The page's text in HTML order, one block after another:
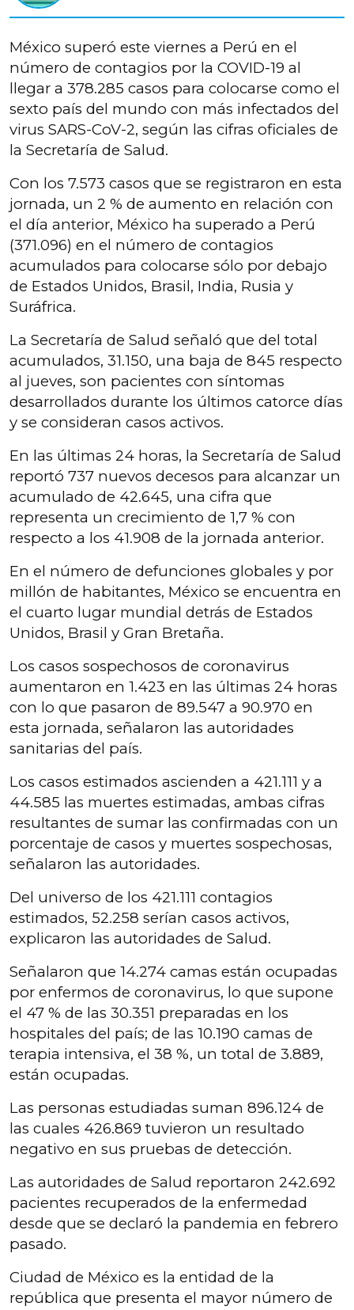
México superó este viernes a Perú en el
número de contagios por la COVID-19 al
llegar a 378.285 casos para colocarse como el
sexto país del mundo con más infectados del
virus SARS-CoV-2, según las cifras oficiales de
la Secretaría de Salud.
Con los 7.573 casos que se registraron en esta
jornada, un 2 % de aumento en relación con
el día anterior, México ha superado a Perú
(371.096) en el número de contagios
acumulados para colocarse sólo por debajo
de Estados Unidos, Brasil, India, Rusia y
Suráfrica.
La Secretaría de Salud señaló que del total
acumulados, 31.150, una baja de 845 respecto
al jueves, son pacientes con síntomas
desarrollados durante los últimos catorce días
y se consideran casos activos.
En las últimas 24 horas, la Secretaría de Salud
reportó 737 nuevos decesos para alcanzar un
acumulado de 42.645, una cifra que
representa un crecimiento de 1,7 % con
respecto a los 41.908 de la jornada anterior.
En el número de defunciones globales y por
millón de habitantes, México se encuentra en
el cuarto lugar mundial detrás de Estados
Unidos, Brasil y Gran Bretaña.
Los casos sospechosos de coronavirus
aumentaron en 1.423 en las últimas 24 horas
con lo que pasaron de 89.547 a 90.970 en
esta jornada, señalaron las autoridades
sanitarias del país.
Los casos estimados ascienden a 421.111 y a
44.585 las muertes estimadas, ambas cifras
resultantes de sumar las confirmadas con un
porcentaje de casos y muertes sospechosas,
señalaron las autoridades.
Del universo de los 421.111 contagios
estimados, 52.258 serían casos activos,
explicaron las autoridades de Salud.
Señalaron que 14.274 camas están ocupadas
por enfermos de coronavirus, lo que supone
el 47 % de las 30.351 preparadas en los
hospitales del país; de las 10.190 camas de
terapia intensiva, el 38 %, un total de 3.889,
están ocupadas.
Las personas estudiadas suman 896.124 de
las cuales 426.869 tuvieron un resultado
negativo en sus pruebas de detección.
Las autoridades de Salud reportaron 242.692
pacientes recuperados de la enfermedad
desde que se declaró la pandemia en febrero
pasado.
Ciudad de México es la entidad de la
república que presenta el mayor número de